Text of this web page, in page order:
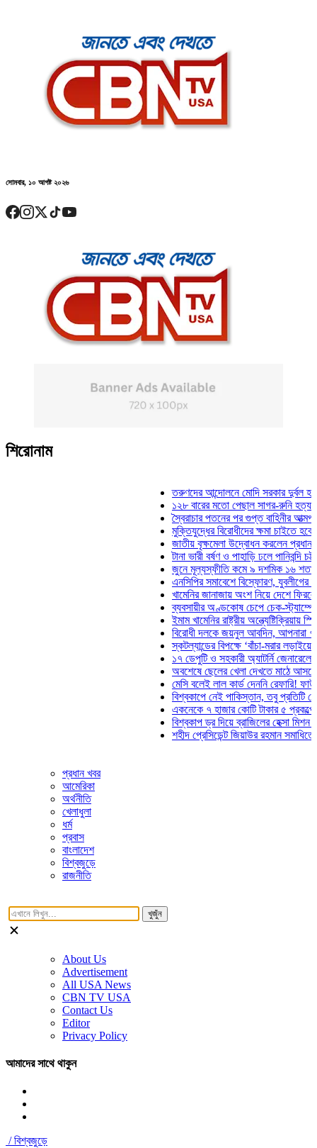
সোমবার, ১০ আগষ্ট ২০২৬
শিরোনাম
তরুণদের আন্দোলনে মোদি সরকার দুর্বল হয়েছে:
১২৮ বারের মতো পেছাল সাগর-রুনি হত্যা
স্বৈরাচার পতনের পর গুপ্ত বাহিনীর আত্মপ্রকাশ:
মুক্তিযুদ্ধের বিরোধীদের ক্ষমা চাইতে হবে:
জাতীয় বৃক্ষমেলা উদ্বোধন করলেন প্রধানমন্ত্রী
টানা ভারী বর্ষণ ও পাহাড়ি ঢলে পানিবন্দি
জুনে মূল্যস্ফীতি কমে ৯ দশমিক ১৬ শতাংশ
এনসিপির সমাবেশে বিস্ফোরণ, যুবলীগের দুই
খামেনির জানাজায় অংশ নিয়ে দেশে ফিরলেন
ব্যবসায়ীর অণ্ডকোষ চেপে চেক-স্ট্যাম্পে
ইমাম খামেনির রাষ্ট্রীয় অন্ত্যেষ্টিক্রিয়ায়
বিরোধী দলকে জয়নুল আবদিন, আপনারা ৭১
স্কটল্যান্ডের বিপক্ষে ‘বাঁচা-মরার লড়াইয়ে’ মাঠে
১৭ ডেপুটি ও সহকারী অ্যাটর্নি জেনারেলের
অবশেষে ছেলের খেলা দেখতে মাঠে আসছেন
মেসি বলেই লাল কার্ড দেননি রেফারি! ফাউল নিয়ে
বিশ্বকাপে নেই পাকিস্তান, তবু প্রতিটি গোলে
একনেকে ৭ হাজার কোটি টাকার ৫ প্রকল্পের
বিশ্বকাপ ড্র দিয়ে ব্রাজিলের হেক্সা মিশন শুরু
শহীদ প্রেসিডেন্ট জিয়াউর রহমান সমাধিতে
প্রধান খবর
আমেরিকা
অর্থনীতি
খেলাধুলা
ধর্ম
প্রবাস
বাংলাদেশ
বিশ্বজুড়ে
রাজনীতি
খুজুঁন
About Us
Advertisement
All USA News
CBN TV USA
Contact Us
Editor
Privacy Policy
আমাদের সাথে থাকুন
/বিশ্বজুড়ে